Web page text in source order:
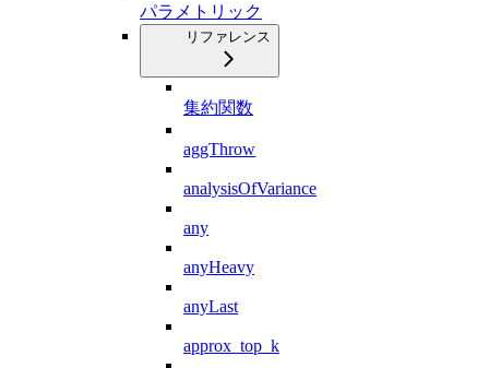
パラメトリック
リファレンス
集約関数
aggThrow
analysisOfVariance
any
anyHeavy
anyLast
approx_top_k